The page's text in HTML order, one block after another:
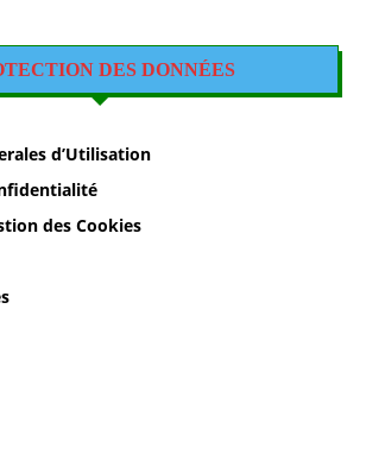
DES DONNÉES
d’Utilisation
des Cookies